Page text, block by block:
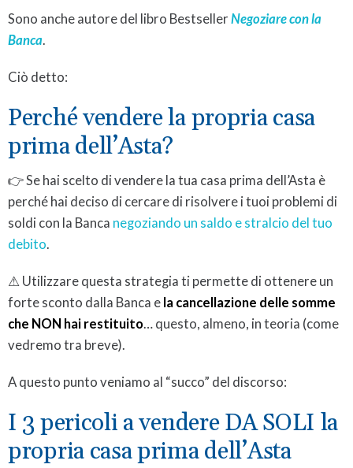
Sono anche autore del libro Bestseller Negoziare con la
Banca.
Ciò detto:
Perché vendere la propria casa
prima dell’Asta?
👉 Se hai scelto di vendere la tua casa prima dell’Asta è
perché hai deciso di cercare di risolvere i tuoi problemi di
soldi con la Banca negoziando un saldo e stralcio del tuo
debito.
⚠ Utilizzare questa strategia ti permette di ottenere un
forte sconto dalla Banca e la cancellazione delle somme
che NON hai restituito… questo, almeno, in teoria (come
vedremo tra breve).
A questo punto veniamo al “succo” del discorso:
I 3 pericoli a vendere DA SOLI la
propria casa prima dell’Asta